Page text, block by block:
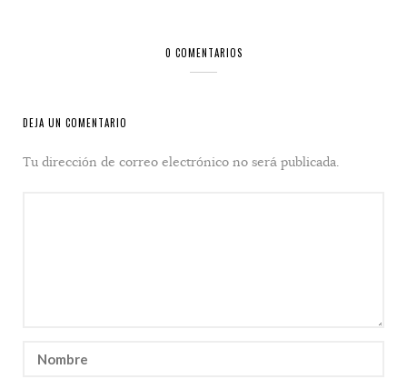
0 COMENTARIOS
DEJA UN COMENTARIO
Tu dirección de correo electrónico no será publicada.